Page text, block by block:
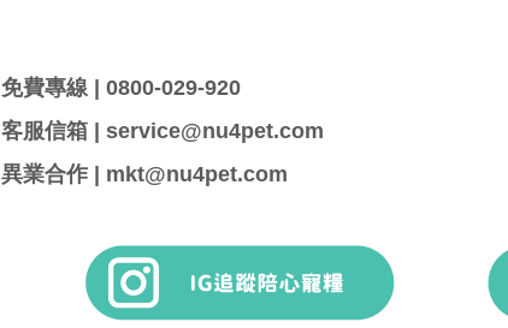
免費專線 | 0800-029-920
客服信箱 | service@nu4pet.com
異業合作 | mkt@nu4pet.com